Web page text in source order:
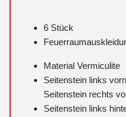
6 Stück
Material Vermiculite
Seitenstein links
Seitenstein rechts
Seitenstein links